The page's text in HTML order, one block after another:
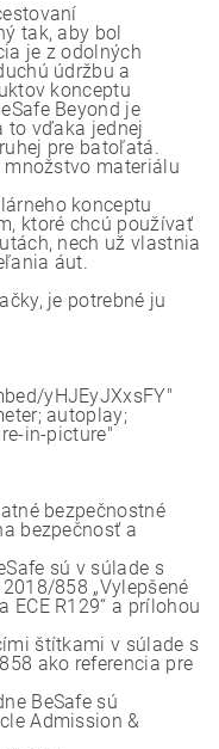
tak, aby bol
je z odolných
údržbu a
konceptu
Beyond je
to vďaka jednej
pre batoľatá.
materiálu
konceptu
ktoré chcú používať
nech už vlastnia
áut.
je potrebné ju
yHJEyJXxsFY"
autoplay;
in-picture"
bezpečnostné
bezpečnosť a
sú v súlade s
858 „Vylepšené
R129“ a prílohou
štítkami v súlade s
ako referencia pre
BeSafe sú
Admission &